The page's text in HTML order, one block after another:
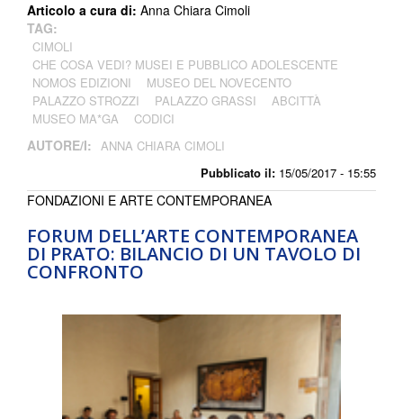
Pubblicato il: 15/05/2017 - 15:55
Articolo a cura di: Anna Chiara Cimoli
TAG:
CIMOLI
CHE COSA VEDI? MUSEI E PUBBLICO ADOLESCENTE
NOMOS EDIZIONI
MUSEO DEL NOVECENTO
PALAZZO STROZZI
PALAZZO GRASSI
ABCITTÀ
MUSEO MA*GA
CODICI
AUTORE/I: ANNA CHIARA CIMOLI
FORUM DELL’ARTE CONTEMPORANEA
DI PRATO: BILANCIO DI UN TAVOLO DI
CONFRONTO
FONDAZIONI E ARTE CONTEMPORANEA